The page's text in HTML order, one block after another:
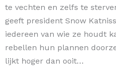
te vechten en zelfs te
geeft president Snow
iedereen van wie ze houdt
rebellen hun plannen
lijkt hoger dan ooit…